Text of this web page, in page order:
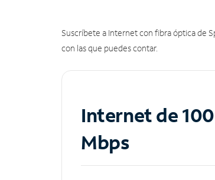
Suscríbete a Internet con fibra óptica de
con las que puedes contar.
Internet de 100
Mbps